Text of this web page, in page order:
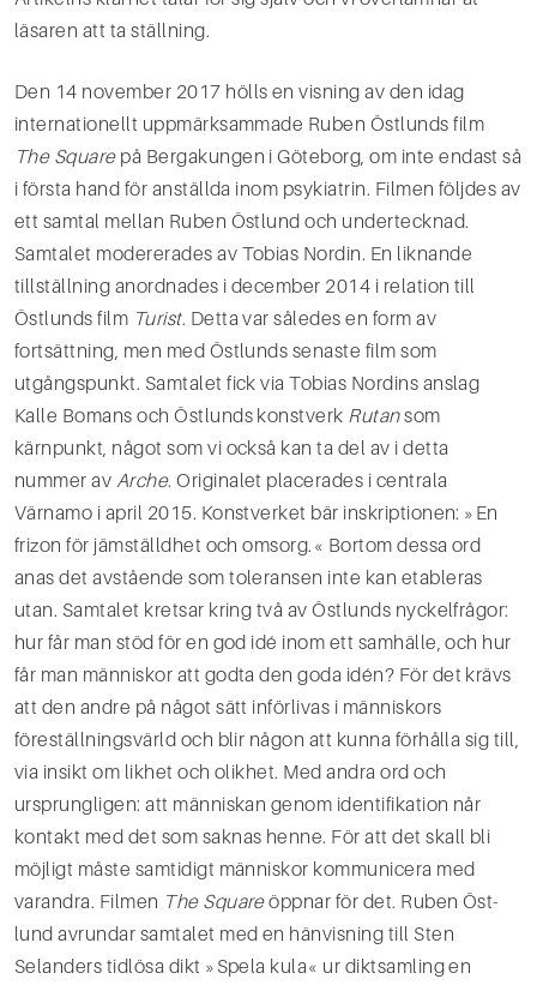
läsaren att ta ställning.
Den 14 november 2017 hölls en visning av den idag
internationellt uppmärksammade Ruben Östlunds film
The Square på Bergakungen i Göteborg, om inte endast så
i första hand för anställda inom psyk­iatrin. Filmen följdes av
ett samtal mellan Ruben Östlund och undertecknad.
Samtalet modererades av Tobias Nordin. En liknande
tillställning anordnades i december 2014 i relation till
Östlunds film Turist. Detta var således en form av
fortsättning, men med Östlunds senaste film som
utgångspunkt. Samta­let fick via Tobias Nordins anslag
Kalle Bomans och Östlunds konstverk Rutansom
kärnpunkt, något som vi också kan ta del av i detta
nummer av Arche. Originalet placerades i centrala
Värnamo i april 2015. Konstverket bär inskriptionen: »En
frizon för jämställdhet och omsorg.« Bortom dessa ord
anas det avstående som toleransen inte kan etableras
utan. Samtalet kretsar kring två av Östlunds nyckel­frågor:
hur får man stöd för en god idé inom ett samhälle, och hur
får man människor att godta den goda idén? För det krävs
att den andre på något sätt införlivas i människors
föreställningsvärld och blir någon att kunna förhålla sig till,
via insikt om likhet och olikhet. Med andra ord och
ursprungligen: att människan genom identifikation når
kontakt med det som saknas henne. För att det skall bli
möjligt måste samtidigt människor kommunicera med
varandra. Filmen The Squareöppnar för det. Ruben Öst­
lund avrundar samtalet med en hänvisning till Sten
Selanders tidlösa dikt »Spela kula« ur diktsamling­ en